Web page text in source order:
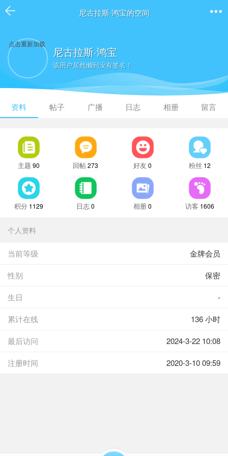
尼古拉斯·鸿宝的空间
点击重新加载
尼古拉斯·鸿宝
该用户居然懒到没有签名！
资料 帖子 广播 日志 相册 留言
主题 90 回帖273 好友0 粉丝 12
积分 1129 日志0 相册0 访客 1606
个人资料
当前等级 金牌会员
性别 保密
生日 -
累计在线 136 小时
最后访问 2024-3-22 10:08
注册时间 2020-3-10 09:59